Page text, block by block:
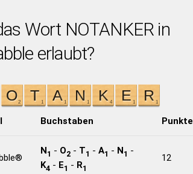
Wort NOTANKER in
erlaubt?
Buchstaben Punkte
N1 - O2- T1 - A1 - N1 -
K4 - E1 - R1
12